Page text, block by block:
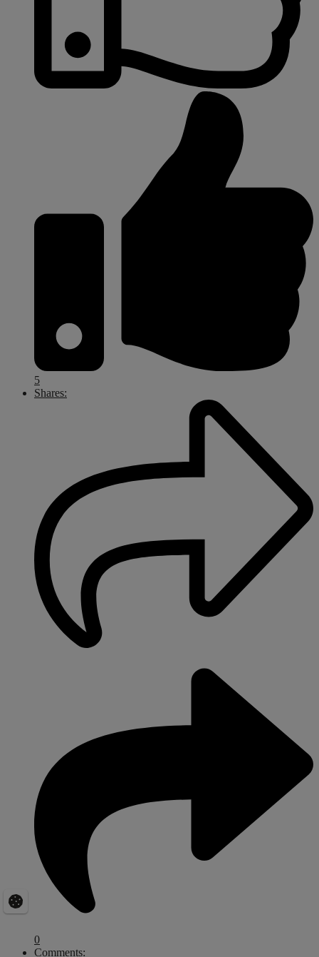
5
Shares:
0
Comments: